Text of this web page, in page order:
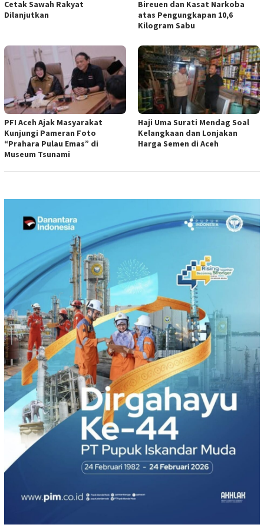
Cetak Sawah Rakyat
Dilanjutkan
Bireuen dan Kasat Narkoba
atas Pengungkapan 10,6
Kilogram Sabu
PFI Aceh Ajak Masyarakat
Kunjungi Pameran Foto
“Prahara Pulau Emas” di
Museum Tsunami
Haji Uma Surati Mendag Soal
Kelangkaan dan Lonjakan
Harga Semen di Aceh